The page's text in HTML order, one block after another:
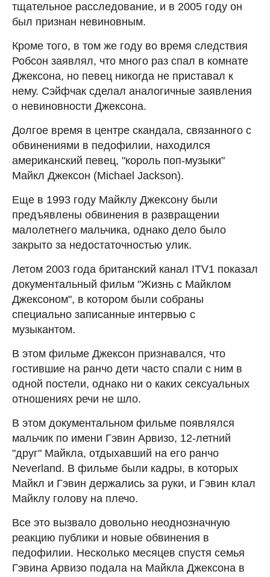
тщательное расследование, и в 2005 году он
был признан невиновным.
Кроме того, в том же году во время следствия
Робсон заявлял, что много раз спал в комнате
Джексона, но певец никогда не приставал к
нему. Сэйфчак сделал аналогичные заявления
о невиновности Джексона.
Долгое время в центре скандала, связанного с
обвинениями в педофилии, находился
американский певец, "король поп-музыки"
Майкл Джексон (Michael Jackson).
Еще в 1993 году Майклу Джексону были
предъявлены обвинения в развращении
малолетнего мальчика, однако дело было
закрыто за недостаточностью улик.
Летом 2003 года британский канал ITV1 показал
документальный фильм "Жизнь с Майклом
Джексоном", в котором были собраны
специально записанные интервью с
музыкантом.
В этом фильме Джексон признавался, что
гостившие на ранчо дети часто спали с ним в
одной постели, однако ни о каких сексуальных
отношениях речи не шло.
В этом документальном фильме появлялся
мальчик по имени Гэвин Арвизо, 12-летний
"друг" Майкла, отдыхавший на его ранчо
Neverland. В фильме были кадры, в которых
Майкл и Гэвин держались за руки, и Гэвин клал
Майклу голову на плечо.
Все это вызвало довольно неоднозначную
реакцию публики и новые обвинения в
педофилии. Несколько месяцев спустя семья
Гэвина Арвизо подала на Майкла Джексона в